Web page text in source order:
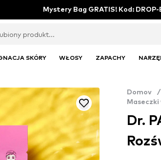
Mystery Bag GRATIS! Kod: DROP-
SKÓRY WŁOSY ZAPACHY
Domov /
Maseczki
Dr.